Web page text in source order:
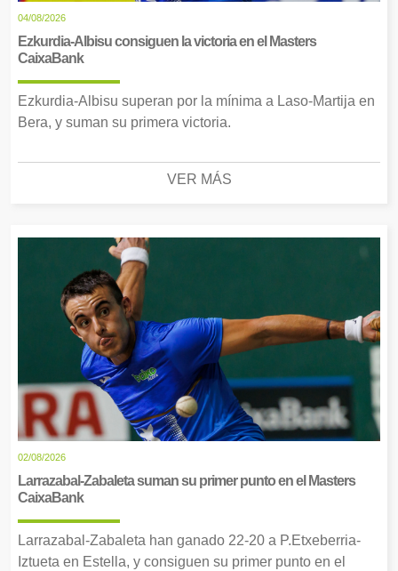
04/08/2026
Ezkurdia-Albisu consiguen la victoria en el Masters
CaixaBank
Ezkurdia-Albisu superan por la mínima a Laso-Martija en
Bera, y suman su primera victoria.
VER MÁS
02/08/2026
Larrazabal-Zabaleta suman su primer punto en el Masters
CaixaBank
Larrazabal-Zabaleta han ganado 22-20 a P.Etxeberria-
Iztueta en Estella, y consiguen su primer punto en el